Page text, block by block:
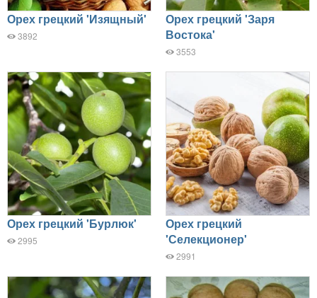
Орех грецкий 'Изящный'
3892
Орех грецкий 'Заря
Востока'
3553
Орех грецкий 'Бурлюк'
2995
Орех грецкий
'Селекционер'
2991